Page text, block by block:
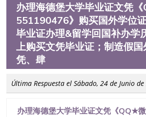
办理海德堡大学毕业证文凭
551190476》购买国外学位
毕业证办理&留学回国补办学
上购买文凭毕业证；制造假
凭、肆
Última Respuesta el Sábado, 24 de Junio
办理海德堡大学毕业证文凭《QQ★